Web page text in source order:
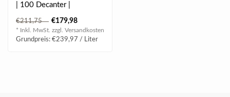
| 100 Decanter |
| 100 Wine Enthusiast |
| 100 Yohan Castaing |
|..
€211,75 €179,98
* Inkl. MwSt. zzgl. Versandkosten
Grundpreis: €239,97 / Liter